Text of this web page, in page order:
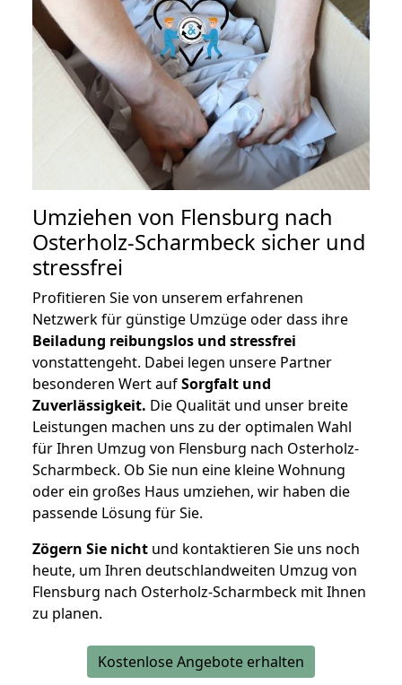
Umziehen von Flensburg nach
Osterholz-Scharmbeck sicher und
stressfrei
Profitieren Sie von unserem erfahrenen
Netzwerk für günstige Umzüge oder dass ihre
Beiladung reibungslos und stressfrei
vonstattengeht. Dabei legen unsere Partner
besonderen Wert aufSorgfalt und
Zuverlässigkeit. Die Qualität und unser breite
Leistungen machen uns zu der optimalen Wahl
für Ihren Umzug von Flensburg nach Osterholz-
Scharmbeck. Ob Sie nun eine kleine Wohnung
oder ein großes Haus umziehen, wir haben die
passende Lösung für Sie.
Zögern Sie nicht und kontaktieren Sie uns noch
heute, um Ihren deutschlandweiten Umzug von
Flensburg nach Osterholz-Scharmbeck mit Ihnen
zu planen.
Kostenlose Angebote erhalten